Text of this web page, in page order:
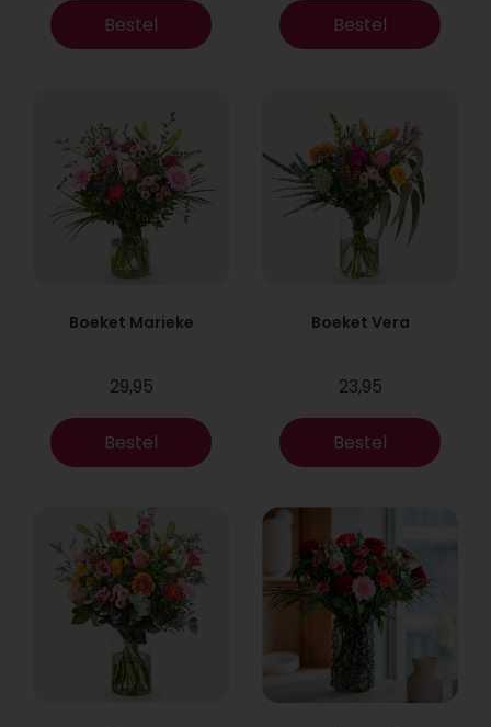
Bestel Bestel
Boeket Marieke
29,95
Bestel
Boeket Vera
23,95
Bestel